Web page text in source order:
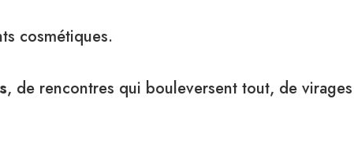
cosmétiques.
, de rencontres qui bouleversent tout, de virages